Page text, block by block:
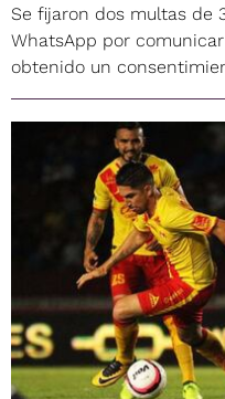
Se fijaron dos multas de
WhatsApp por
obtenido un